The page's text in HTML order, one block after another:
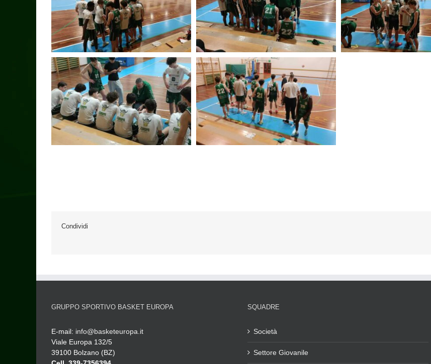
Condividi
GRUPPO SPORTIVO BASKET EUROPA
E-mail: info@basketeuropa.it
Viale Europa 132/5
39100 Bolzano (BZ)
SQUADRE
Società
Settore Giovanile